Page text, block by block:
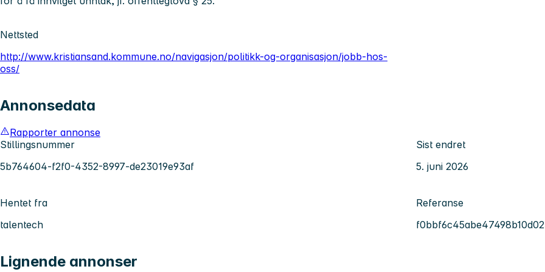
Nettsted
http://www.kristiansand.kommune.no/navigasjon/politikk-og-organisasjon/jobb-hos-
oss/
Annonsedata
Rapporter annonse
Stillingsnummer
5b764604-f2f0-4352-8997-de23019e93af
Sist endret
5. juni 2026
Hentet fra
talentech
Referanse
Lignende annonser